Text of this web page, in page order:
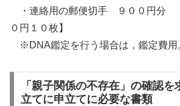
・連絡用の郵便切手 ９００円分 【
０円１０枚】
※DNA鑑定を行う場合は，鑑定費用
「親子関係の不存在」の確認を
立てに申立てに必要な書類